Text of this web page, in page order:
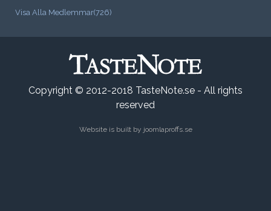
Visa Alla Medlemmar(726)
Copyright © 2012-2018 TasteNote.se - All rights
reserved
Website is built by joomlaproffs.se